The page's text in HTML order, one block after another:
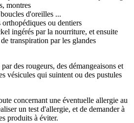
montres
d'oreilles ...
ou dentiers
ingérés par la nourriture, et ensuite
transpiration par les glandes
des rougeurs, des démangeaisons et
vésicules qui suintent ou des pustules
concernant une éventuelle allergie au
un test d'allergie, et de demander à
produits à éviter.